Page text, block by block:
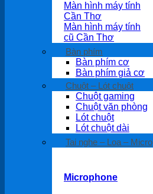
Màn hình máy tính
Cần Thơ
Màn hình máy tính
cũ Cần Thơ
Bàn phím
Bàn phím cơ
Bàn phím giả cơ
Chuột – Lót chuột
Chuột gaming
Chuột văn phòng
Lót chuột
Lót chuột dài
Tai nghe – Loa – Micro
Microphone